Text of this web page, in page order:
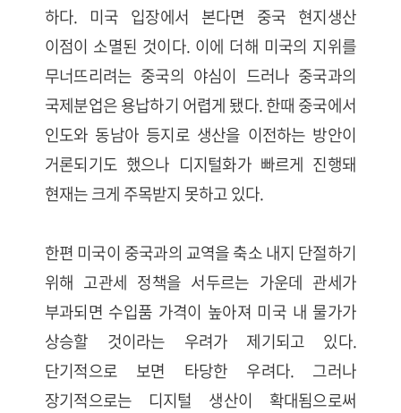
하다. 미국 입장에서 본다면 중국 현지생산
이점이 소멸된 것이다. 이에 더해 미국의 지위를
무너뜨리려는 중국의 야심이 드러나 중국과의
국제분업은 용납하기 어렵게 됐다. 한때 중국에서
인도와 동남아 등지로 생산을 이전하는 방안이
거론되기도 했으나 디지털화가 빠르게 진행돼
현재는 크게 주목받지 못하고 있다.
한편 미국이 중국과의 교역을 축소 내지 단절하기
위해 고관세 정책을 서두르는 가운데 관세가
부과되면 수입품 가격이 높아져 미국 내 물가가
상승할 것이라는 우려가 제기되고 있다.
단기적으로 보면 타당한 우려다. 그러나
장기적으로는 디지털 생산이 확대됨으로써